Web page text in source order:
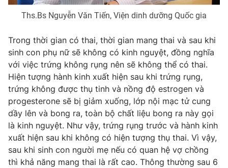
VTV Money VTV Thể thao
VTV Sức khoẻ Bất động sản
Thị trường 24h Tấm lòng Việt
VTV4 Vươn mình bằng AI
Ths.Bs Nguyễn Văn Tiến, Viện dinh dưỡng Quốc gia
Trong thời gian có thai, thời gian mang thai và sau khi
sinh con phụ nữ sẽ không có kinh nguyệt, đồng nghĩa
với việc trứng không rụng nên sẽ không thể có thai.
Hiện tượng hành kinh xuất hiện sau khi trứng rụng,
trứng không được thụ tinh và nồng độ estrogen và
progesterone sẽ bị giảm xuống, lớp nội mạc tử cung
dầy lên và bong ra, toàn bộ chất liệu bong ra này gọi
là kinh nguyệt. Như vậy, trứng rụng trước và hành kinh
xuất hiện sau khi không có hiện tượng thụ thai. Vì vậy,
sau khi sinh con người mẹ nếu có quan hệ vợ chồng
thì khả năng mang thai là rất cao. Thông thường sau 6